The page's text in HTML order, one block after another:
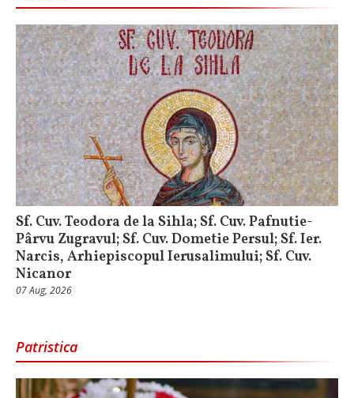
Sf. Cuv. Teodora de la Sihla; Sf. Cuv. Pafnutie-
Pârvu Zugravul; Sf. Cuv. Dometie Persul; Sf. Ier.
Narcis, Arhiepiscopul Ierusalimului; Sf. Cuv.
Nicanor
07 Aug, 2026
Patristica